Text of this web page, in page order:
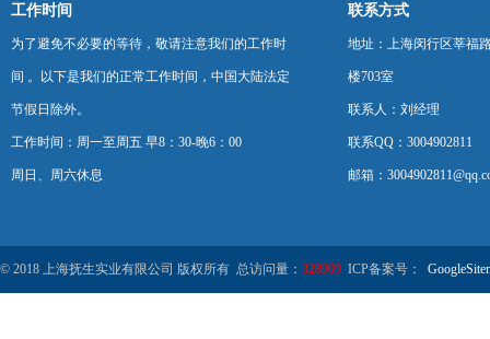
工作时间
为了避免不必要的等待，敬请注意我们的工作时
间 。以下是我们的正常工作时间，中国大陆法定
节假日除外。
工作时间：周一至周五 早8：30-晚6：00
周日、周六休息
联系方式
地址：上海闵行区莘福
楼703室
联系人：刘经理
联系QQ：3004902811
邮箱：
© 2018 上海抚生实业有限公司 版权所有 总访问量： 328909 ICP备案号：